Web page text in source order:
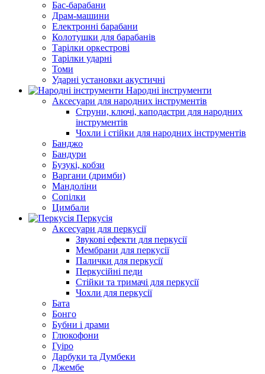
Бас-барабани
Драм-машини
Електронні барабани
Колотушки для барабанів
Тарілки оркестрові
Тарілки ударні
Томи
Ударні установки акустичні
Народні інструменти
Аксесуари для народних інструментів
Струни, ключі, каподастри для народних
інструментів
Чохли і стійки для народних інструментів
Банджо
Бандури
Бузукі, кобзи
Варгани (дримби)
Мандоліни
Сопілки
Цимбали
Перкусія
Аксесуари для перкусії
Звукові ефекти для перкусії
Мембрани для перкусії
Палички для перкусії
Перкусійні педи
Стійки та тримачі для перкусії
Чохли для перкусії
Бата
Бонго
Бубни і драми
Глюкофони
Гуіро
Дарбуки та Думбеки
Джембе